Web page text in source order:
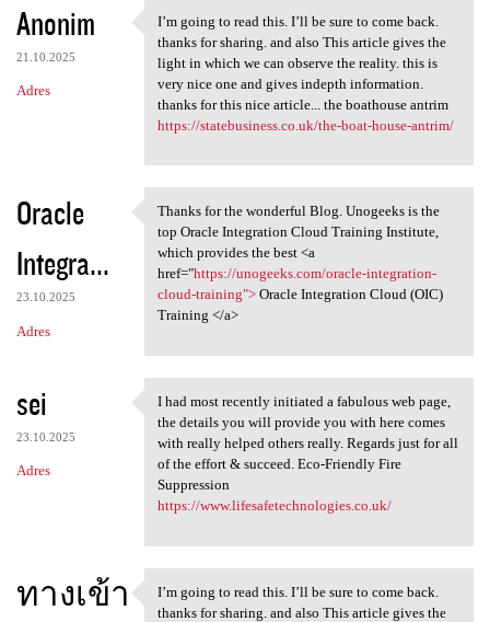
Anonim
21.10.2025
Adres
I’m going to read this. I’ll
I’m going to read this. I’ll be sure to come back.
thanks for sharing. and also This article gives the
light in which we can observe the reality. this is
very nice one and gives indepth information.
thanks for this nice article... the boathouse antrim
https://statebusiness.co.uk/the-boat-house-antrim/
Oracle
Integra...
23.10.2025
Adres
Thanks for the wonderful Blog
Thanks for the wonderful Blog. Unogeeks is the
top Oracle Integration Cloud Training Institute,
which provides the best <a
href="https://unogeeks.com/oracle-integration-
cloud-training">Oracle Integration Cloud (OIC)
Training </a>
sei
23.10.2025
Adres
I had most recently initiated
I had most recently initiated a fabulous web page,
the details you will provide you with here comes
with really helped others really. Regards just for all
of the effort & succeed. Eco-Friendly Fire
Suppression
https://www.lifesafetechnologies.co.uk/
ทางเข้า I’m going to read this. I’ll
I’m going to read this. I’ll be sure to come back.
thanks for sharing. and also This article gives the